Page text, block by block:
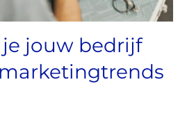
jouw bedrijf